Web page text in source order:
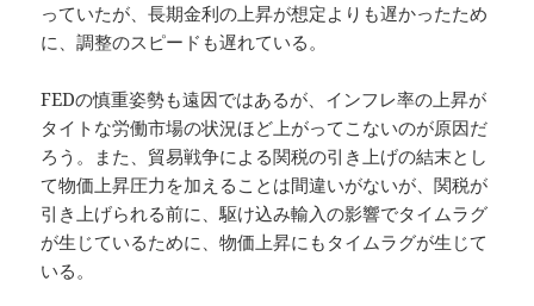
っていたが、長期金利の上昇が想定よりも遅かったため
に、調整のスピードも遅れている。
FEDの慎重姿勢も遠因ではあるが、インフレ率の上昇が
タイトな労働市場の状況ほど上がってこないのが原因だ
ろう。また、貿易戦争による関税の引き上げの結末とし
て物価上昇圧力を加えることは間違いがないが、関税が
引き上げられる前に、駆け込み輸入の影響でタイムラグ
が生じているために、物価上昇にもタイムラグが生じて
いる。